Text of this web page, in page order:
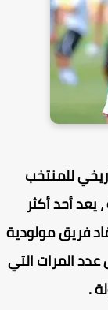
للمنتخب
80 مباراة ، يعد أحد أكثر
فريق مولودية
المرات التي